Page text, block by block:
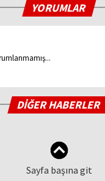
YORUMLAR
DİĞER HABERLER
Sayfa başına git